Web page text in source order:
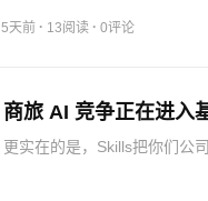
生意在转型…
5天前 · 13阅读 · 0评论
商旅 AI 竞争正在进入
更实在的是，Skills把你们公